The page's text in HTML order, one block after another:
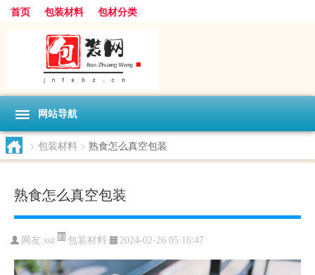
首页 包装材料 包材分类
网站导航
> 包装材料 > 熟食怎么真空包装
熟食怎么真空包装
网友:ssz 包装材料 2024-02-26 05:16:47